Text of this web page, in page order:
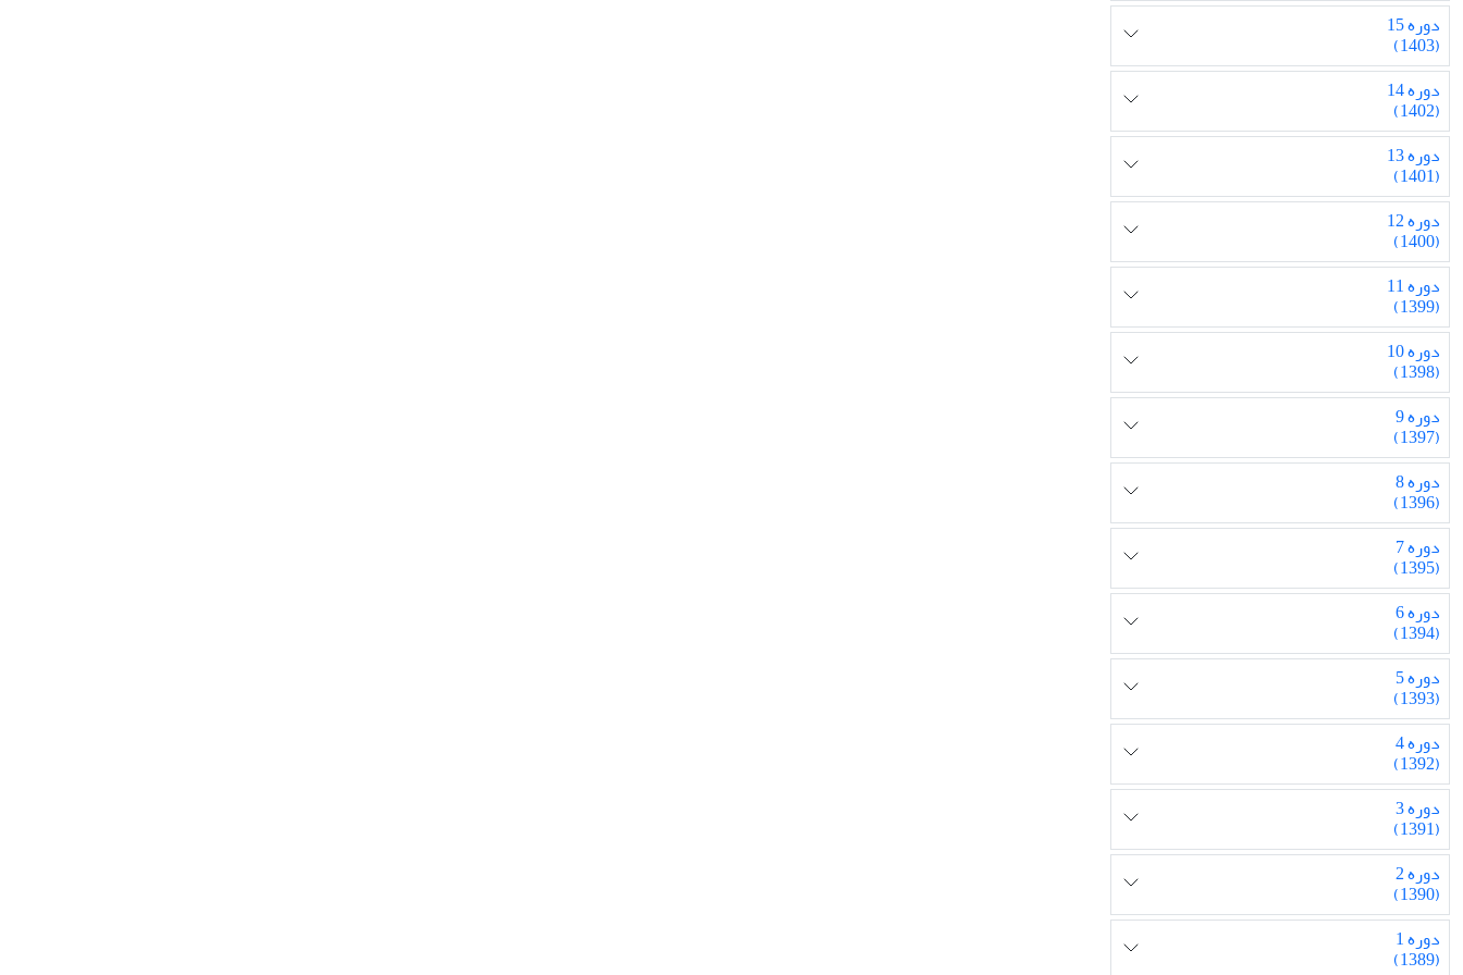
دوره 15
(1403)
دوره 14
(1402)
دوره 13
(1401)
دوره 12
(1400)
دوره 11
(1399)
دوره 10
(1398)
دوره 9
(1397)
دوره 8
(1396)
دوره 7
(1395)
دوره 6
(1394)
دوره 5
(1393)
دوره 4
(1392)
دوره 3
(1391)
دوره 2
(1390)
دوره 1
(1389)